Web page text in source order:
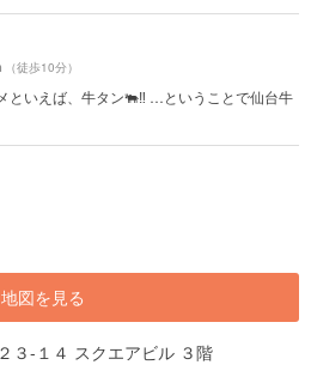
（徒歩10分）
といえば、牛タン🐃‼️ …ということで仙台牛
地図を見る
３-１４ スクエアビル ３階